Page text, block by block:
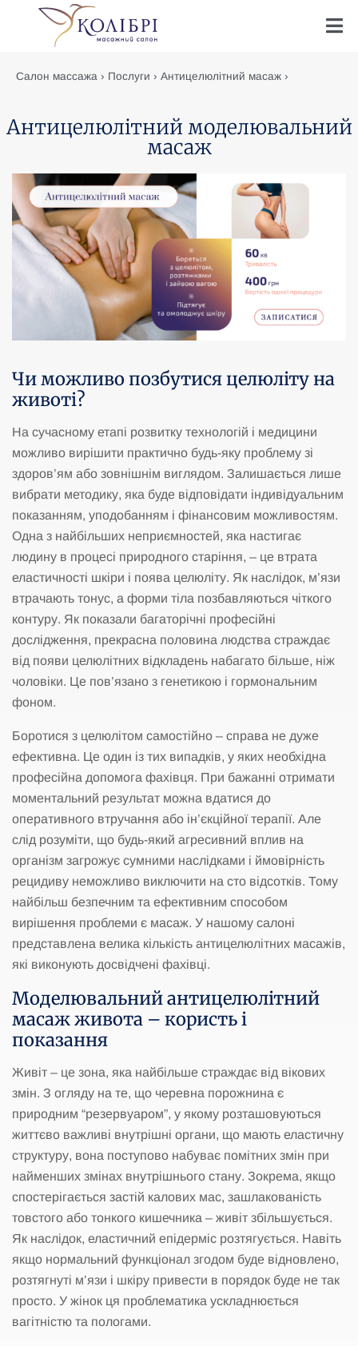
Салон массажа › Послуги › Антицелюлітний масаж ›
Антицелюлітний моделювальний
масаж
Чи можливо позбутися целюліту на
животі?
На сучасному етапі розвитку технологій і медицини
можливо вирішити практично будь-яку проблему зі
здоров’ям або зовнішнім виглядом. Залишається лише
вибрати методику, яка буде відповідати індивідуальним
показанням, уподобанням і фінансовим можливостям.
Одна з найбільших неприємностей, яка настигає
людину в процесі природного старіння, – це втрата
еластичності шкіри і поява целюліту. Як наслідок, м’язи
втрачають тонус, а форми тіла позбавляються чіткого
контуру. Як показали багаторічні професійні
дослідження, прекрасна половина людства страждає
від появи целюлітних відкладень набагато більше, ніж
чоловіки. Це пов’язано з генетикою і гормональним
фоном.
Боротися з целюлітом самостійно – справа не дуже
ефективна. Це один із тих випадків, у яких необхідна
професійна допомога фахівця. При бажанні отримати
моментальний результат можна вдатися до
оперативного втручання або ін’єкційної терапії. Але
слід розуміти, що будь-який агресивний вплив на
організм загрожує сумними наслідками і ймовірність
рецидиву неможливо виключити на сто відсотків. Тому
найбільш безпечним та ефективним способом
вирішення проблеми є масаж. У нашому салоні
представлена ​​велика кількість антицелюлітних масажів,
які виконують досвідчені фахівці.
Моделювальний антицелюлітний
масаж живота – користь і
показання
Живіт – це зона, яка найбільше страждає від вікових
змін. З огляду на те, що черевна порожнина є
природним “резервуаром”, у якому розташовуються
життєво важливі внутрішні органи, що мають еластичну
структуру, вона поступово набуває помітних змін при
найменших змінах внутрішнього стану. Зокрема, якщо
спостерігається застій калових мас, зашлакованість
товстого або тонкого кишечника – живіт збільшується.
Як наслідок, еластичний епідерміс розтягується. Навіть
якщо нормальний функціонал згодом буде відновлено,
розтягнуті м’язи і шкіру привести в порядок буде не так
просто. У жінок ця проблематика ускладнюється
вагітністю та пологами.